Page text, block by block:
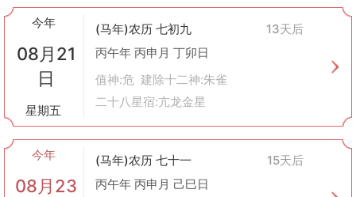
今年
08月21
日
星期五
(马年)农历 七初九
13天后
丙午年 丙申月 丁卯日
值神:危 建除十二神:朱雀
二十八星宿:亢龙金星
今年
08月23
(马年)农历 七十一
15天后
丙午年 丙申月 己巳日